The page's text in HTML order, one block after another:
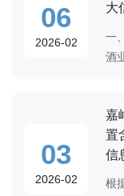
动
06
2026-02
大
一
酒
目
03
2026-02
嘉
置
信
根